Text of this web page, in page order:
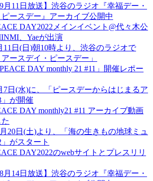
9月11日放送】渋谷のラジオ『幸福デー・
ースデー』アーカイブ公開中
DAY2022メインイベント@代々木公
、Yaeが出演
11日(日)朝10時より、渋谷のラジオで
アースデイ・ピースデー」
PEACE DAY monthly 21 #11」開催レポー
7日(水)に、「ピースデーからはじまるア
」が開催
DAY monthly21 #11 アーカイブ動画
20日(土)より、「海の生きもの地球ミュ
がスタート
DAY2022のwebサイトとプレスリリ
8月14日放送】渋谷のラジオ『幸福デー・